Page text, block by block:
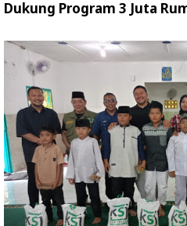
Dukung Program 3 Juta